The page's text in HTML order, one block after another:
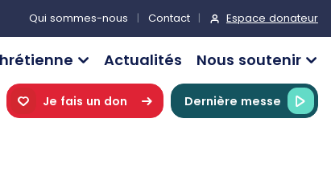
Qui sommes-nous Contact Espace donateur
Actualités Nous soutenir
Je fais un don Dernière messe